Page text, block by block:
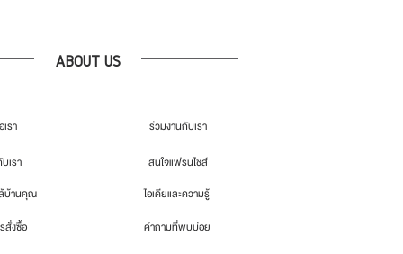
ABOUT US
รา
เรา
บ้านคุณ
สั่งซื้อ
ร่วมงานกับเรา
สนใจแฟรนไชส์
ไอเดียและความรู้
คำถามที่พบบ่อย